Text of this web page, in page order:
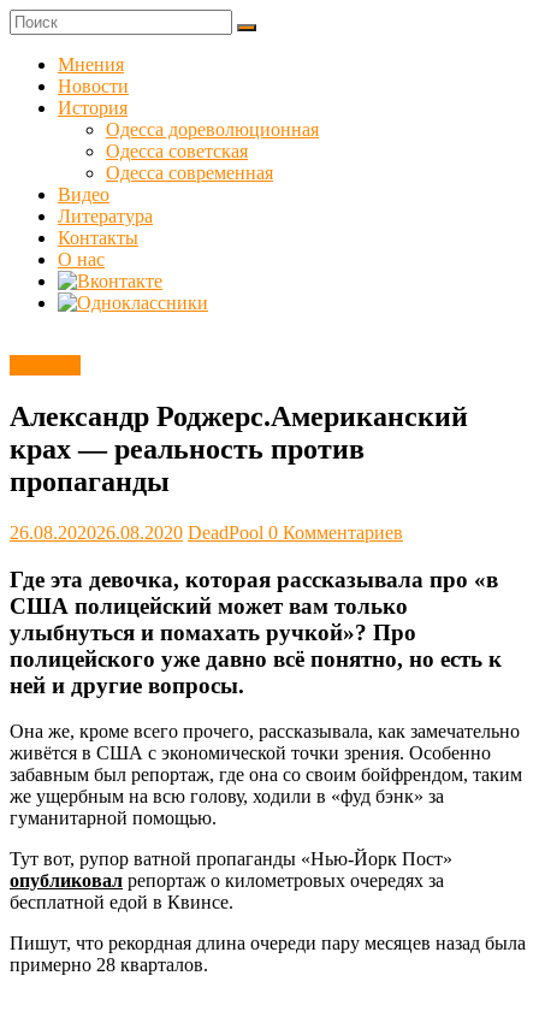
Skip
to
content
Куликовец
Сайт
одесского
сопротивления
Мнения
Новости
История
Одесса дореволюционная
Одесса советская
Одесса современная
Видео
Литература
Контакты
О нас
Александр Роджерс.Американский
крах — реальность против
пропаганды
26.08.202026.08.2020 DeadPool 0 Комментариев
Где эта девочка, которая рассказывала про «в
США полицейский может вам только
улыбнуться и помахать ручкой»? Про
полицейского уже давно всё понятно, но есть к
ней и другие вопросы.
Она же, кроме всего прочего, рассказывала, как замечательно
живётся в США с экономической точки зрения. Особенно
забавным был репортаж, где она со своим бойфрендом, таким
же ущербным на всю голову, ходили в «фуд бэнк» за
гуманитарной помощью.
Тут вот, рупор ватной пропаганды «Нью-Йорк Пост»
опубликовал репортаж о километровых очередях за
бесплатной едой в Квинсе.
Пишут, что рекордная длина очереди пару месяцев назад была
примерно 28 кварталов.